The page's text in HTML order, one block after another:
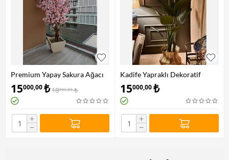
Premium Yapay Sakura Ağacı
15000,00₺18000,00 ₺
+
−
Kadife Yapraklı Dekoratif
Starliçe Ağacı
15000,00₺
+
−